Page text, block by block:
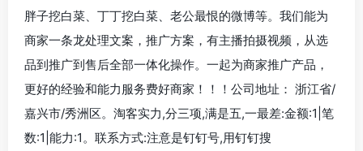
胖子挖白菜、丁丁挖白菜、老公最恨的微博等。我们能为
商家一条龙处理文案，推广方案，有主播拍摄视频，从选
品到推广到售后全部一体化操作。一起为商家推广产品，
更好的经验和能力服务费好商家！！！公司地址： 浙江省/
嘉兴市/秀洲区。淘客实力,分三项,满是五,一最差:金额:1|笔
数:1|能力:1。联系方式:注意是钉钉号,用钉钉搜